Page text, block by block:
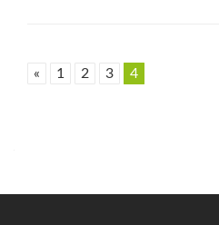
« 1 2 3 4